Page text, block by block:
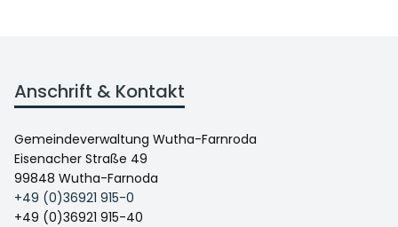
Anschrift & Kontakt
Gemeindeverwaltung Wutha-Farnroda
Eisenacher Straße 49
99848 Wutha-Farnoda
+49 (0)36921 915-0
+49 (0)36921 915-40